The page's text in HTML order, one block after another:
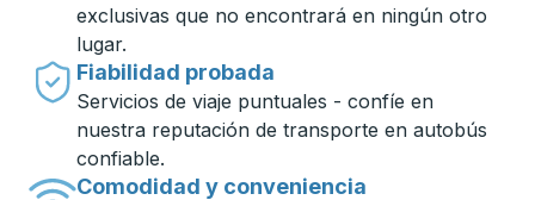
exclusivas que no encontrará en ningún otro
lugar.
Fiabilidad probada
Servicios de viaje puntuales - confíe en
nuestra reputación de transporte en autobús
confiable.
Comodidad y conveniencia